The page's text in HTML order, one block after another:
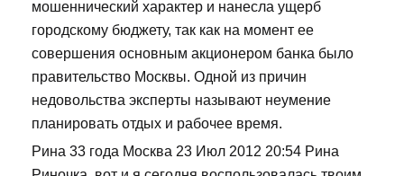
мошеннический характер и нанесла ущерб
городскому бюджету, так как на момент ее
совершения основным акционером банка было
правительство Москвы. Одной из причин
недовольства эксперты называют неумение
планировать отдых и рабочее время.
Рина 33 года Москва 23 Июл 2012 20:54 Рина